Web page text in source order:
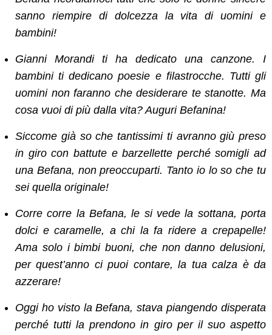
sanno riempire di dolcezza la vita di uomini e
bambini!
Gianni Morandi ti ha dedicato una canzone. I
bambini ti dedicano poesie e filastrocche. Tutti gli
uomini non faranno che desiderare te stanotte. Ma
cosa vuoi di più dalla vita? Auguri Befanina!
Siccome già so che tantissimi ti avranno giù preso
in giro con battute e barzellette perché somigli ad
una Befana, non preoccuparti. Tanto io lo so che tu
sei quella originale!
Corre corre la Befana, le si vede la sottana, porta
dolci e caramelle, a chi la fa ridere a crepapelle!
Ama solo i bimbi buoni, che non danno delusioni,
per quest’anno ci puoi contare, la tua calza è da
azzerare!
Oggi ho visto la Befana, stava piangendo disperata
perché tutti la prendono in giro per il suo aspetto